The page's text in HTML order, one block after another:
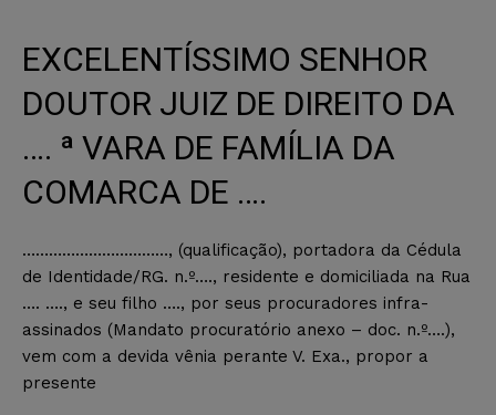
EXCELENTÍSSIMO SENHOR
DOUTOR JUIZ DE DIREITO DA
…. ª VARA DE FAMÍLIA DA
COMARCA DE ….
……………………………, (qualificação), portadora da Cédula
de Identidade/RG. n.º…., residente e domiciliada na Rua
…. …., e seu filho …., por seus procuradores infra-
assinados (Mandato procuratório anexo – doc. n.º….),
vem com a devida vênia perante V. Exa., propor a
presente